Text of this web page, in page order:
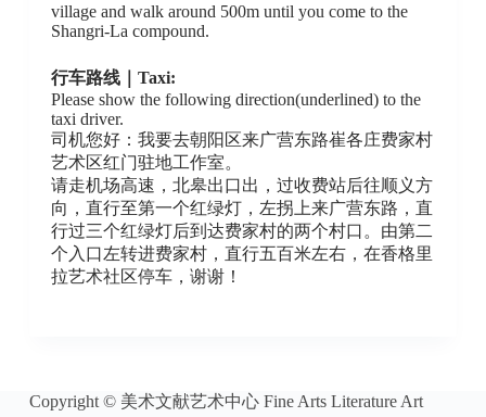
village and walk around 500m until you come to the
Shangri-La compound.
行车路线｜Taxi:
Please show the following direction(underlined) to the
taxi driver.
司机您好：我要去朝阳区来广营东路崔各庄费家村
艺术区红门驻地工作室。
请走机场高速，北皋出口出，过收费站后往顺义方
向，直行至第一个红绿灯，左拐上来广营东路，直
行过三个红绿灯后到达费家村的两个村口。由第二
个入口左转进费家村，直行五百米左右，在香格里
拉艺术社区停车，谢谢！
Copyright © 美术文献艺术中心 Fine Arts Literature Art